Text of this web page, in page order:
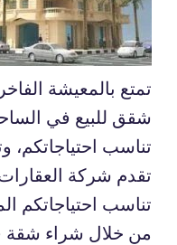
تمتع بالمعيشة
شقق للبيع في
تناسب احتياجاتكم،
تقدم شركة
تناسب احتياجاتكم
من خلال شراء شقة